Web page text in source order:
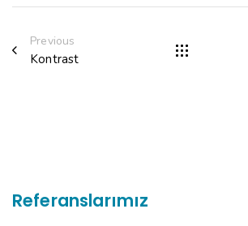
Previous
Kontrast
Referanslarımız